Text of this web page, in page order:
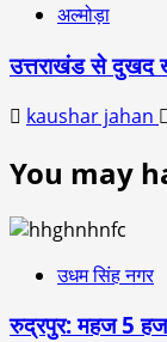
अल्मोड़ा
उत्तराखंड से दुखद
kaushar jahan
You may
उधम सिंह नगर
रुद्रपुर: महज 5